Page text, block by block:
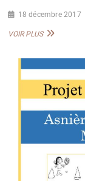
18 décembre 2017
VOIR PLUSRÈGLEMENT